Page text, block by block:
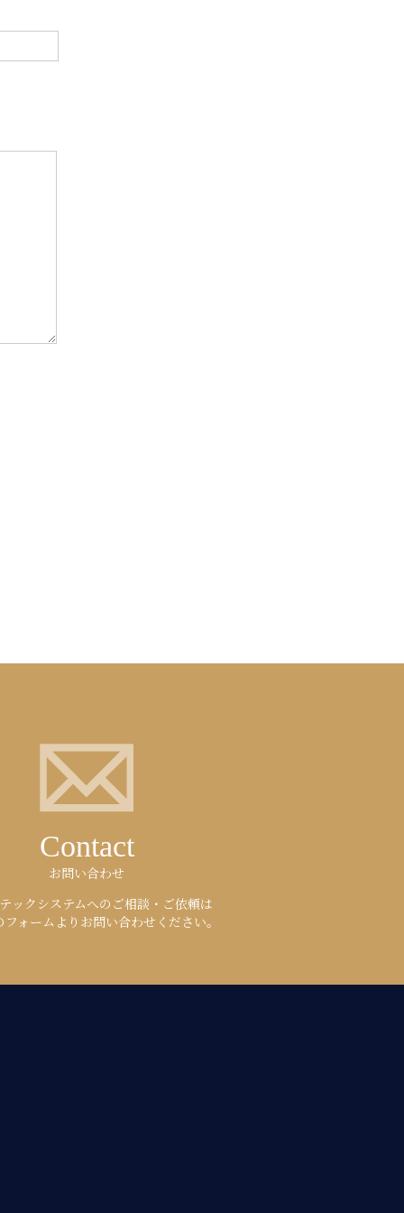
Contact
お問い合わせ
ックシステムへのご相談・ご依頼は
ォームよりお問い合わせください。